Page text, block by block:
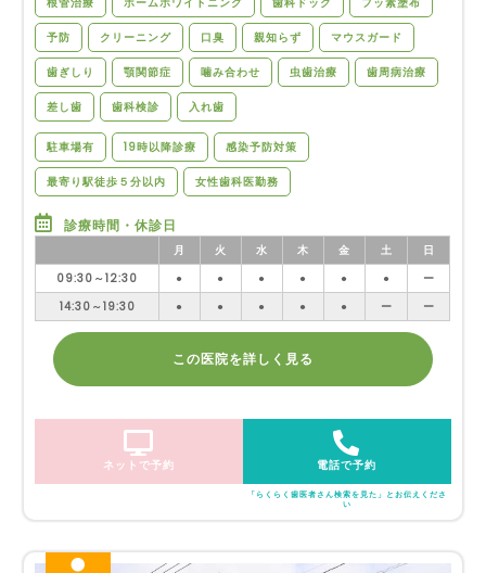
予防 クリーニング 口臭 親知らず マウスガード
歯ぎしり 顎関節症 噛み合わせ 虫歯治療 歯周病治療
差し歯 歯科検診 入れ歯
駐車場有 19時以降診療 感染予防対策
最寄り駅徒歩５分以内 女性歯科医勤務
診療時間・休診日
月 火 水 木 金 土
日
09:30～12:30
● ● ● ● ● ●
ー
14:30～19:30
● ● ● ● ● ー ー
この医院を詳しく見る
ネットで予約 電話で予約
「らくらく歯医者さん検索を見た」とお伝えくださ
い